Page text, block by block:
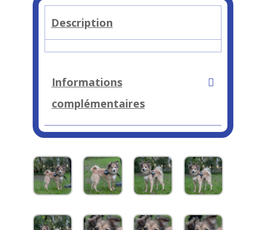
Description
Informations
complémentaires